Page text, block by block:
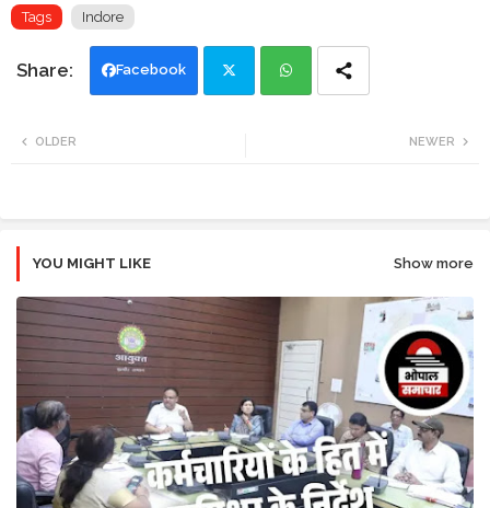
Tags Indore
Facebook
NEWER
OLDER
YOU MIGHT LIKE Show more